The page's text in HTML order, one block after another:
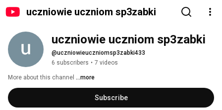
uczniowie uczniom sp3zabki
uczniowie uczniom sp3zabki
@uczniowieuczniomsp3zabki433
6 subscribers • 7 videos
More about this channel ...more
Subscribe